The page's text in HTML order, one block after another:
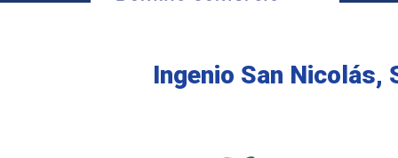
Ingenio San Nicolás,